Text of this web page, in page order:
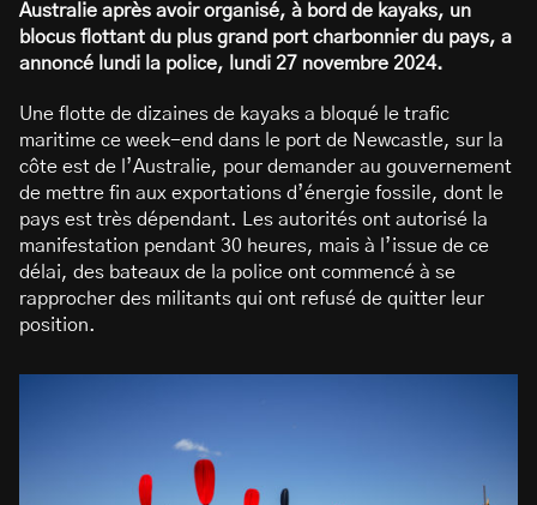
Australie après avoir organisé, à bord de kayaks, un
blocus flottant du plus grand port charbonnier du pays, a
annoncé lundi la police, lundi 27 novembre 2024.
Une flotte de dizaines de kayaks a bloqué le trafic
maritime ce week-end dans le port de Newcastle, sur la
côte est de l’Australie, pour demander au gouvernement
de mettre fin aux exportations d’énergie fossile, dont le
pays est très dépendant. Les autorités ont autorisé la
manifestation pendant 30 heures, mais à l’issue de ce
délai, des bateaux de la police ont commencé à se
rapprocher des militants qui ont refusé de quitter leur
position.